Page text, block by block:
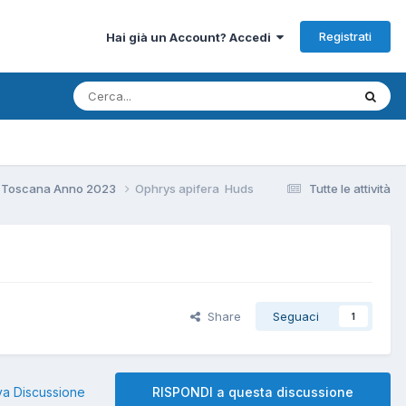
Hai già un Account? Accedi Registrati
Tutte le attività
Anno 2023 Ophrys apifera Huds
Share Seguaci 1
RISPONDI a questa discussione
Discussione